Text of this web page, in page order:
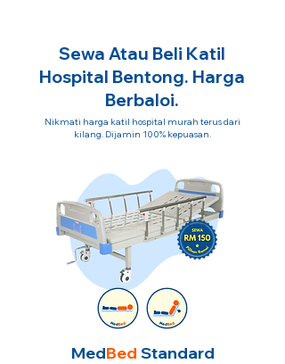
Sewa Atau Beli Katil
Hospital Bentong. Harga
Berbaloi.
Nikmati harga katil hospital murah terus dari
kilang. Dijamin 100% kepuasan.
MedBed Standard